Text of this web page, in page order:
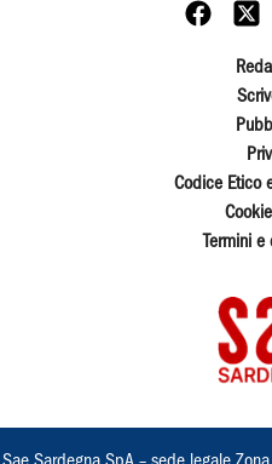
Codice Etico
Termini